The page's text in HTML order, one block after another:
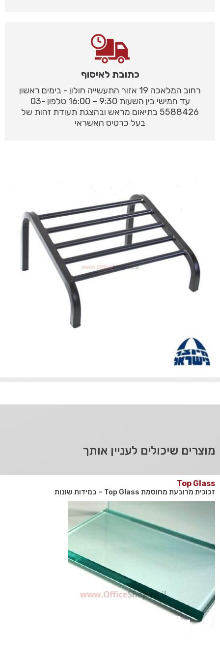
כתובת לאיסוף
רחוב המלאכה 19 אזור התעשייה חולון - בימים ראשון
עד חמישי בין השעות 9:30 – 16:00 טלפון 03-
5588426 בתיאום מראש ובהצגת תעודת זהות של
בעל כרטיס האשראי
מוצרים שיכולים לעניין אותך
Top Glass
זכוכית מרובעת מחוסמת Top Glass – במידות שונות